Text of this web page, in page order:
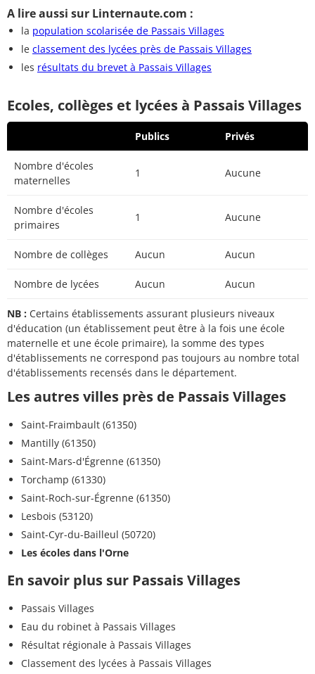
A lire aussi sur Linternaute.com :
la population scolarisée de Passais Villages
le classement des lycées près de Passais Villages
les résultats du brevet à Passais Villages
Ecoles, collèges et lycées à Passais Villages
Publics Privés
Nombre d'écoles
maternelles
1 Aucune
Nombre d'écoles
primaires
1 Aucune
Nombre de collèges Aucun Aucun
Nombre de lycées Aucun Aucun
NB : Certains établissements assurant plusieurs niveaux
d'éducation (un établissement peut être à la fois une école
maternelle et une école primaire), la somme des types
d'établissements ne correspond pas toujours au nombre total
d'établissements recensés dans le département.
Les autres villes près de Passais Villages
Saint-Fraimbault (61350)
Mantilly (61350)
Saint-Mars-d'Égrenne (61350)
Torchamp (61330)
Saint-Roch-sur-Égrenne (61350)
Lesbois (53120)
Saint-Cyr-du-Bailleul (50720)
Les écoles dans l'Orne
En savoir plus sur Passais Villages
Passais Villages
Eau du robinet à Passais Villages
Résultat régionale à Passais Villages
Classement des lycées à Passais Villages